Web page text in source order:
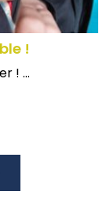
!
! ...